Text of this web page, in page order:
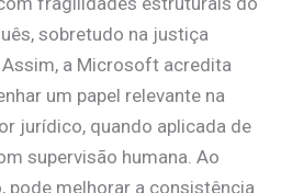
sobretudo na justiça
a Microsoft acredita
um papel relevante na
jurídico, quando aplicada de
supervisão humana. Ao
pode melhorar a consistência